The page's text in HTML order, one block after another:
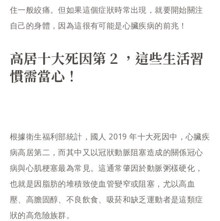
住一般絞痛。但如果這個症狀時常出現，就要開始關注
自己的身體，因為這很有可能是心臟疾病的前兆！
高居十大死因第 2 ，這些生活習
慣需當心！
根據衛生福利部統計，國人 2019 年十大死因中，心臟疾
病高居第二，而其中又以冠狀動脈阻塞造成的關係冠心
病與心肌梗塞最為常見。這通常肇因於動脈粥樣硬化，
也就是因脂肪的堆積致使血管變窄或阻塞，尤以高血
壓、高膽固醇、不良飲食、吸菸和缺乏運動者是這類症
狀的高危險族群。